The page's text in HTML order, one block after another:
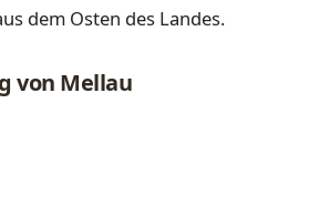
dem Osten des Landes.
von Mellau